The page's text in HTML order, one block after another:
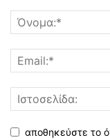
αποθηκεύστε το